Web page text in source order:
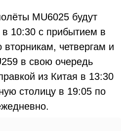
MU6025 будут
10:30 с прибытием в
вторникам, четвергам и
в свою очередь
из Китая в 13:30
столицу в 19:05 по